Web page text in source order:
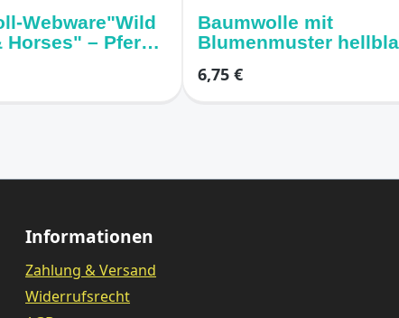
Webware"Wild
Horses" – Pferde
Baumwolle mit
Blumenmuster
6,75 €
Informationen
Zahlung & Versand
Widerrufsrecht